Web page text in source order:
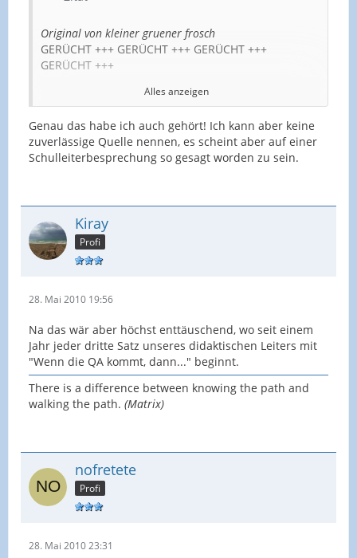
Original von kleiner gruener frosch
GERÜCHT +++ GERÜCHT +++ GERÜCHT +++
GERÜCHT +++
Hallo,
hier in der Schule geht das Gerücht um, dass es in
der BezReg Arnsberg hieße, dass nur noch an den
Danach sollen sie eingestellt werden.
Weiß da einer was näheres?
Alles anzeigen
Genau das habe ich auch gehört! Ich kann aber keine
zuverlässige Quelle nennen, es scheint aber auf einer
Schulleiterbesprechung so gesagt worden zu sein.
Kiray
Profi
28. Mai 2010 19:56
Na das wär aber höchst enttäuschend, wo seit einem
Jahr jeder dritte Satz unseres didaktischen Leiters mit
"Wenn die QA kommt, dann..." beginnt.
There is a difference between knowing the path and
walking the path. (Matrix)
nofretete
Profi
28. Mai 2010 23:31